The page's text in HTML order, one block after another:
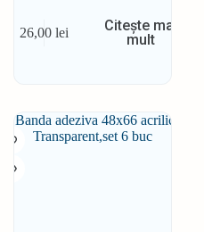
26,00lei
Citește mai
mult